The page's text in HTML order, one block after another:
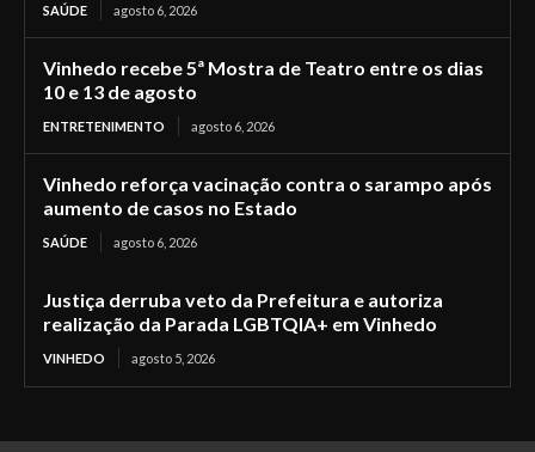
SAÚDE agosto 6, 2026
Vinhedo recebe 5ª Mostra de Teatro entre os dias
10 e 13 de agosto
ENTRETENIMENTO agosto 6, 2026
Vinhedo reforça vacinação contra o sarampo após
aumento de casos no Estado
SAÚDE agosto 6, 2026
Justiça derruba veto da Prefeitura e autoriza
realização da Parada LGBTQIA+ em Vinhedo
VINHEDO agosto 5, 2026